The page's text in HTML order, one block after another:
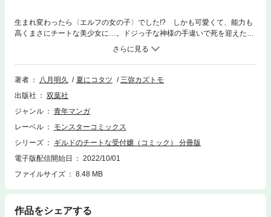
生まれ変わったら〈エルフの女の子〉でした!? しかも可愛くて、能力も
高くまさにチートな美少女に…。ドジっ子な神様の手違いで死を迎えた秋
野友昭。異世界のギルドで名を馳せる美しい受付嬢・イリアとして転生人
生を歩みます。神様がお詫びにくれたとても高い能力をその身に秘めて。
剣と魔法の世界でイリアの仕事が今日も始まる。「小説家になろう」で大
人気の異世界受付嬢ファンタジー、コミカライズ!!!
著者 八月明久 夏にコタツ
三弥カズトモ
出版社
双葉社
ジャンル
青年マンガ
レーベル
モンスターコミックス
シリーズ
ギルドのチートな受付嬢（コミック） 分冊版
電子版配信開始日
2022/10/01
ファイルサイズ
8.48 MB
作品をシェアする